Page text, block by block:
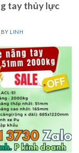
tay thủy lực
BYLINH